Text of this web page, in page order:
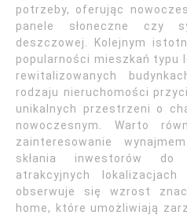
potrzeby, oferując
panele słoneczne czy
deszczowej. Kolejnym
popularności mieszkań
rewitalizowanych
rodzaju nieruchomości
unikalnych przestrzeni o
nowoczesnym. Warto
zainteresowanie
skłania inwestorów
atrakcyjnych
obserwuje się wzrost
home, które umożliwiają